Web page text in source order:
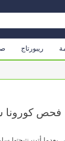
ريبورتاج
فحص كورونا